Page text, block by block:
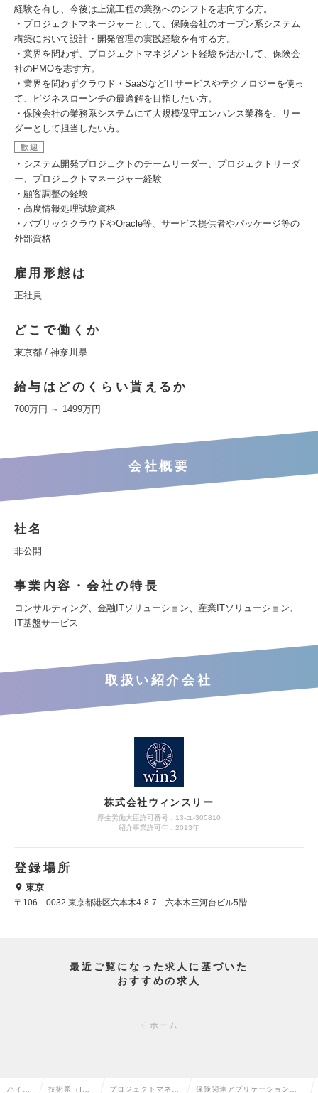
経験を有し、今後は上流工程の業務へのシフトを志向する方。
・プロジェクトマネージャーとして、保険会社のオープン系システム
構築において設計・開発管理の実践経験を有する方。
・業界を問わず、プロジェクトマネジメント経験を活かして、保険会
社のPMOを志す方。
・業界を問わずクラウド・SaaSなどITサービスやテクノロジーを使っ
て、ビジネスローンチの最適解を目指したい方。
・保険会社の業務系システムにて大規模保守エンハンス業務を、リー
ダーとして担当したい方。
歓迎
・システム開発プロジェクトのチームリーダー、プロジェクトリーダ
ー、プロジェクトマネージャー経験
・顧客調整の経験
・高度情報処理試験資格
・パブリッククラウドやOracle等、サービス提供者やパッケージ等の
外部資格
雇用形態は
正社員
どこで働くか
東京都 / 神奈川県
給与はどのくらい貰えるか
700万円 ～ 1499万円
会社概要
社名
非公開
事業内容・会社の特長
コンサルティング、金融ITソリューション、産業ITソリューション、
IT基盤サービス
取扱い紹介会社
株式会社ウィンスリー
厚生労働大臣許可番号：13-ユ-305810
紹介事業許可年：2013年
登録場所
東京
〒106－0032 東京都港区六本木4-8-7 六本木三河台ビル5階
最近ご覧になった求人に基づいた
おすすめの求人
ホーム
ハイク 技術系（I プロジェクトマネー 保険関連アプリケーション企